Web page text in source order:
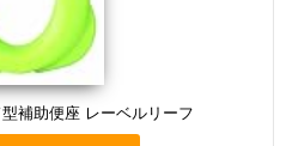
補助便座 レーベルリーフ